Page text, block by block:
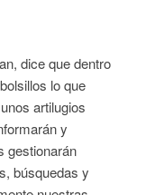
dice que dentro
lo que
artilugios
y
gestionarán
búsquedas y